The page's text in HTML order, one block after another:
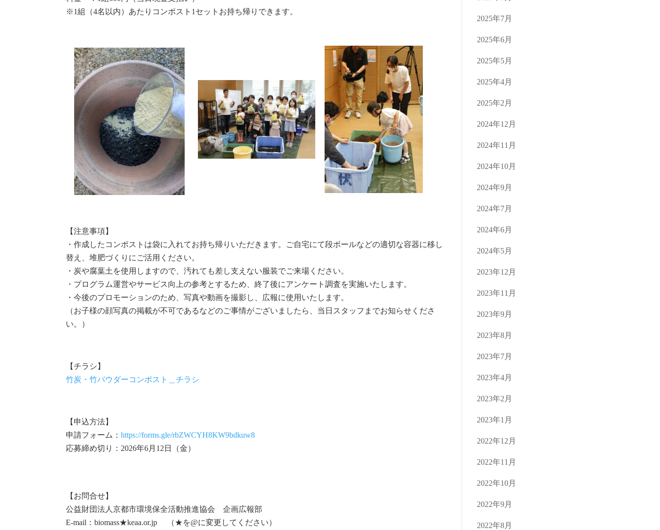
※1組（4名以内）あたりコンポスト1セットお持ち帰りできます。
【注意事項】
・作成したコンポストは袋に入れてお持ち帰りいただきます。ご自宅にて段ボールなどの適切な容器に移し
替え、堆肥づくりにご活用ください。
・炭や腐葉土を使用しますので、汚れても差し支えない服装でご来場ください。
・プログラム運営やサービス向上の参考とするため、終了後にアンケート調査を実施いたします。
・今後のプロモーションのため、写真や動画を撮影し、広報に使用いたします。
（お子様の顔写真の掲載が不可であるなどのご事情がございましたら、当日スタッフまでお知らせくださ
い。）
【チラシ】
竹炭・竹パウダーコンポスト＿チラシ
【申込方法】
申請フォーム：https://forms.gle/rbZWCYH8KW9bdkuw8
応募締め切り：2026年6月12日（金）
【お問合せ】
公益財団法人京都市環境保全活動推進協会 企画広報部
E-mail：biomass★keaa.or.jp （★を@に変更してください）
2025年7月
2025年6月
2025年5月
2025年4月
2025年2月
2024年12月
2024年11月
2024年10月
2024年9月
2024年7月
2024年6月
2024年5月
2023年12月
2023年11月
2023年9月
2023年8月
2023年7月
2023年4月
2023年2月
2023年1月
2022年12月
2022年11月
2022年10月
2022年9月
2022年8月